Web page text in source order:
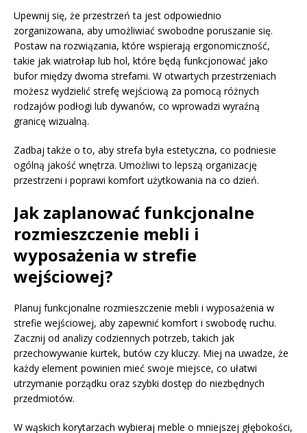
Upewnij się, że przestrzeń ta jest odpowiednio
zorganizowana, aby umożliwiać swobodne poruszanie się.
Postaw na rozwiązania, które wspierają ergonomiczność,
takie jak wiatrołap lub hol, które będą funkcjonować jako
bufor między dwoma strefami. W otwartych przestrzeniach
możesz wydzielić strefę wejściową za pomocą różnych
rodzajów podłogi lub dywanów, co wprowadzi wyraźną
granicę wizualną.
Zadbaj także o to, aby strefa była estetyczna, co podniesie
ogólną jakość wnętrza. Umożliwi to lepszą organizację
przestrzeni i poprawi komfort użytkowania na co dzień.
Jak zaplanować funkcjonalne
rozmieszczenie mebli i
wyposażenia w strefie
wejściowej?
Planuj funkcjonalne rozmieszczenie mebli i wyposażenia w
strefie wejściowej, aby zapewnić komfort i swobodę ruchu.
Zacznij od analizy codziennych potrzeb, takich jak
przechowywanie kurtek, butów czy kluczy. Miej na uwadze, że
każdy element powinien mieć swoje miejsce, co ułatwi
utrzymanie porządku oraz szybki dostęp do niezbędnych
przedmiotów.
W wąskich korytarzach wybieraj meble o mniejszej głębokości,